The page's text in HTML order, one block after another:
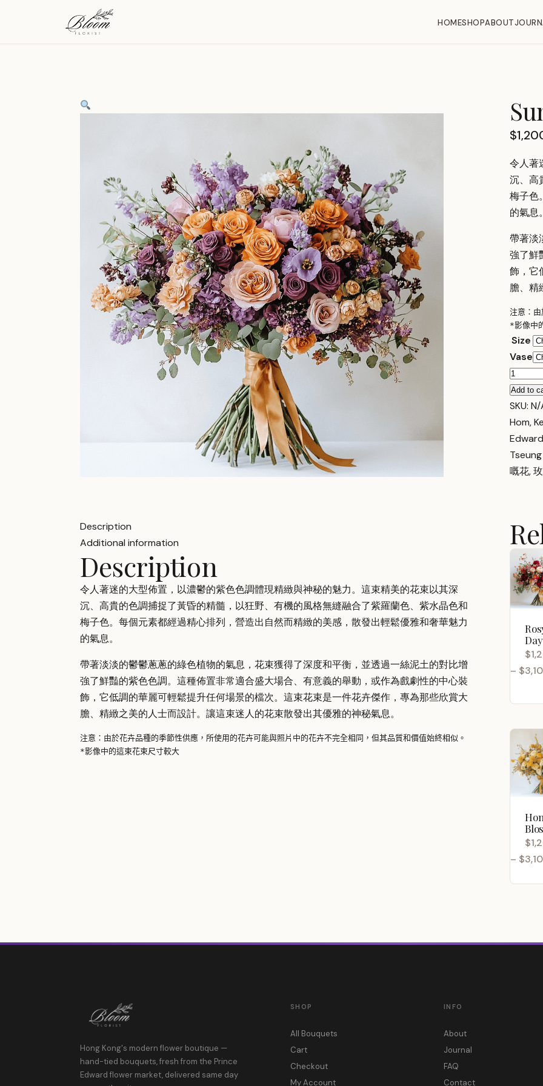
HOMESHOPABOUT
$
令人著
沉、高
梅子色
的氣息。
帶著淡
強了鮮
飾，它
膽、精
注意：
*影像中
Size
Vase
Sunset
Viola
Add to
SKU: N/
Hom,
Edward
嘅花,
Description
Additional information
Description
令人著迷的大型佈置，以濃鬱的紫色色調體現精緻與神秘的魅力。這束精美的花束以其深
沉、高貴的色調捕捉了黃昏的精髓，以狂野、有機的風格無縫融合了紫羅蘭色、紫水晶色和
梅子色。每個元素都經過精心排列，營造出自然而精緻的美感，散發出輕鬆優雅和奢華魅力
的氣息。
帶著淡淡的鬱鬱蔥蔥的綠色植物的氣息，花束獲得了深度和平衡，並透過一絲泥土的對比增
強了鮮豔的紫色色調。這種佈置非常適合盛大場合、有意義的舉動，或作為戲劇性的中心裝
飾，它低調的華麗可輕鬆提升任何場景的檔次。這束花束是一件花卉傑作，專為那些欣賞大
膽、精緻之美的人士而設計。讓這束迷人的花束散發出其優雅的神秘氣息。
注意：由於花卉品種的季節性供應，所使用的花卉可能與照片中的花卉不完全相同，但其品質和價值始終相似。
*影像中的這束花束尺寸較大
Day
$
– $
range:
through
$
– $
Hong Kong's modern flower boutique —
hand-tied bouquets, fresh from the Prince
Edward flower market, delivered same day
SHOP
All Bouquets
Cart
Checkout
My Account
INFO
About
Journal
FAQ
Contact